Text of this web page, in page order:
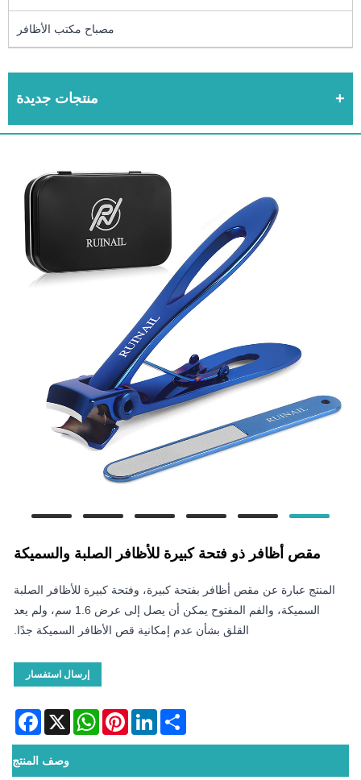
مصباح مكتب الأظافر
منتجات جديدة
مقص أظافر ذو فتحة كبيرة للأظافر الصلبة والسميكة
المنتج عبارة عن مقص أظافر بفتحة كبيرة، وفتحة كبيرة للأظافر الصلبة
السميكة، والفم المفتوح يمكن أن يصل إلى عرض 1.6 سم، ولم يعد
القلق بشأن عدم إمكانية قص الأظافر السميكة جدًا.
إرسال استفسار
X
WhatsAppPinterestLinkedInShare
وصف المنتج